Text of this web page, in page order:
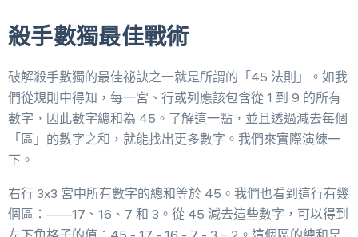
殺手數獨最佳戰術
破解殺手數獨的最佳祕訣之一就是所謂的「45 法則」。如我
們從規則中得知，每一宮、行或列應該包含從 1 到 9 的所有
數字，因此數字總和為 45。了解這一點，並且透過減去每個
「區」的數字之和，就能找出更多數字。我們來實際演練一
下。
右行 3x3 宮中所有數字的總和等於 45。我們也看到這行有幾
個區：——17、16、7 和 3。從 45 減去這些數字，可以得到